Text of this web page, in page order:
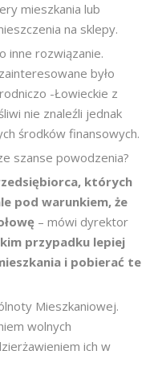
mieszkania lub
na sklepy.
inne rozwiązanie.
było
-Łowieckie z
nie znaleźli jednak
środków finansowych.
szanse powodzenia?
których
pod warunkiem, że
– mówi dyrektor
przypadku lepiej
i pobierać te
Mieszkaniowej.
wolnych
ich w